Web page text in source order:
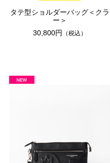
タテ型ショルダーバッグ＜クラ
ー＞
30,800円
（税込）